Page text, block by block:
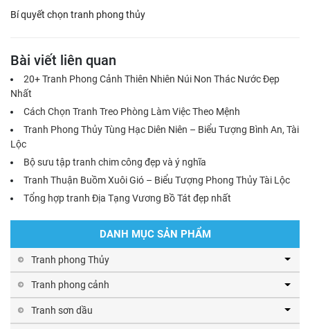
Bí quyết chọn tranh phong thủy
Bài viết liên quan
20+ Tranh Phong Cảnh Thiên Nhiên Núi Non Thác Nước Đẹp
Nhất
Cách Chọn Tranh Treo Phòng Làm Việc Theo Mệnh
Tranh Phong Thủy Tùng Hạc Diên Niên – Biểu Tượng Bình An, Tài
Lộc
Bộ sưu tập tranh chim công đẹp và ý nghĩa
Tranh Thuận Buồm Xuôi Gió – Biểu Tượng Phong Thủy Tài Lộc
Tổng hợp tranh Địa Tạng Vương Bồ Tát đẹp nhất
DANH MỤC SẢN PHẨM
Tranh phong Thủy
Tranh phong cảnh
Tranh sơn dầu